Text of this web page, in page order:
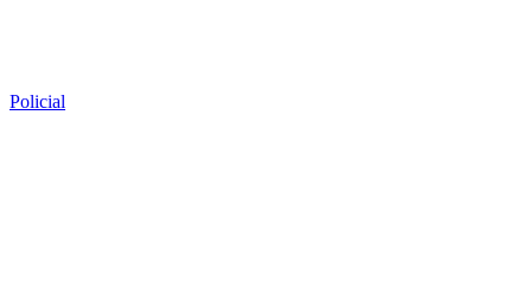
Policial